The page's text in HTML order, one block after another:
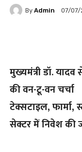
By Admin 07/07/
मुख्यमंत्री डॉ. यादव
की वन-टू-वन चर्चा
टेक्सटाइल, फार्मा,
सेक्टर में निवेश की